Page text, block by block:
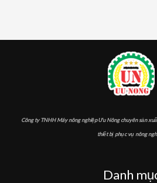
Công ty TNHH Máy nông nghiệp Ưu Nông chuyên sản
thiết bị phục vụ nông
Danh